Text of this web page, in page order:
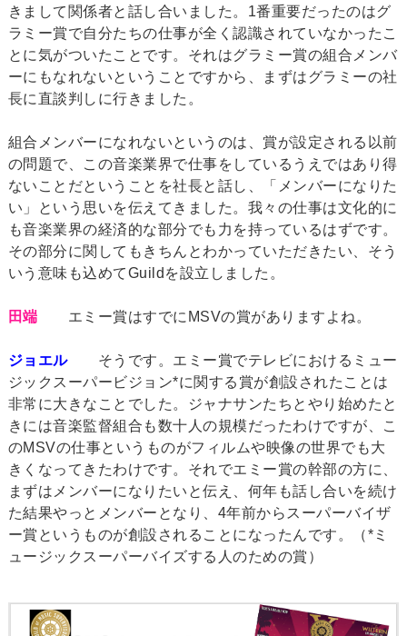
きまして関係者と話し合いました。1番重要だったのはグ
ラミー賞で自分たちの仕事が全く認識されていなかったこ
とに気がついたことです。それはグラミー賞の組合メンバ
ーにもなれないということですから、まずはグラミーの社
長に直談判しに行きました。
組合メンバーになれないというのは、賞が設定される以前
の問題で、この音楽業界で仕事をしているうえではあり得
ないことだということを社長と話し、「メンバーになりた
い」という思いを伝えてきました。我々の仕事は文化的に
も音楽業界の経済的な部分でも力を持っているはずです。
その部分に関してもきちんとわかっていただきたい、そう
いう意味も込めてGuildを設立しました。
田端 エミー賞はすでにMSVの賞がありますよね。
ジョエルそうです。エミー賞でテレビにおけるミュー
ジックスーパービジョン*に関する賞が創設されたことは
非常に大きなことでした。ジャナサンたちとやり始めたと
きには音楽監督組合も数十人の規模だったわけですが、こ
のMSVの仕事というものがフィルムや映像の世界でも大
きくなってきたわけです。それでエミー賞の幹部の方に、
まずはメンバーになりたいと伝え、何年も話し合いを続け
た結果やっとメンバーとなり、4年前からスーパーバイザ
ー賞というものが創設されることになったんです。（*ミ
ュージックスーパーバイズする人のための賞）